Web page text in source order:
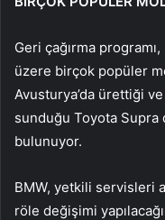
Geri çağırma
üzere birçok popüler
Avusturya’da ürettiği
sunduğu Toyota Supra
bulunuyor.
BMW, yetkili servisleri
röle değişimi